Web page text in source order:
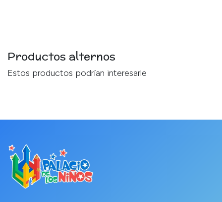
Productos alternos
Estos productos podrían interesarle